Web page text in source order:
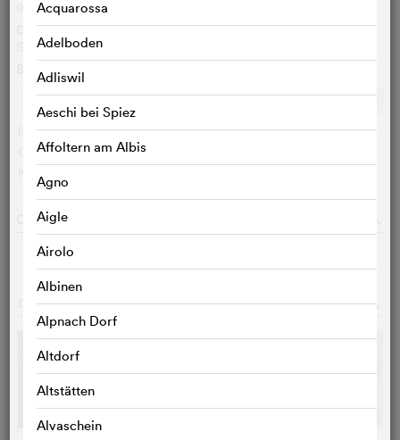
Acquarossa
Adelboden
Adliswil
Aeschi bei Spiez
Affoltern am Albis
Agno
Aigle
Airolo
Albinen
Alpnach Dorf
Altdorf
Altstätten
Alvaschein
96 Min.
Originalsprache
Spanisch
Bewertungen
Ø 6.3/10
IMDB-User:
6.3 (3206)
Cinefile-User: < 3 STIMMEN
KritikerInnen:
CAST & CREW
GALERIE o